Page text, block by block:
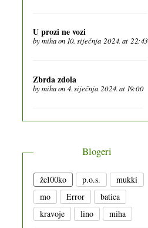
U prozi ne vozi
bymihaon 10. siječnja 2024. at 22:43
Zbrda zdola
bymihaon 4. siječnja 2024. at 19:00
Blogeri
že100ko p.o.s.
mukki
mo
Error
batica
kravoje
lino miha